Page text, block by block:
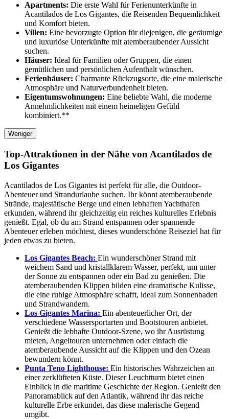
Apartments: Die erste Wahl für Ferienunterkünfte in
Acantilados de Los Gigantes, die Reisenden Bequemlichkeit
und Komfort bieten.
Villen: Eine bevorzugte Option für diejenigen, die geräumige
und luxuriöse Unterkünfte mit atemberaubender Aussicht
suchen.
Häuser: Ideal für Familien oder Gruppen, die einen
gemütlichen und persönlichen Aufenthalt wünschen.
Ferienhäuser: Charmante Rückzugsorte, die eine malerische
Atmosphäre und Naturverbundenheit bieten.
Eigentumswohnungen: Eine beliebte Wahl, die moderne
Annehmlichkeiten mit einem heimeligen Gefühl
kombiniert.**
Weniger
Top-Attraktionen in der Nähe von Acantilados de
Los Gigantes
Acantilados de Los Gigantes ist perfekt für alle, die Outdoor-
Abenteuer und Strandurlaube suchen. Ihr könnt atemberaubende
Strände, majestätische Berge und einen lebhaften Yachthafen
erkunden, während ihr gleichzeitig ein reiches kulturelles Erlebnis
genießt. Egal, ob du am Strand entspannen oder spannende
Abenteuer erleben möchtest, dieses wunderschöne Reiseziel hat für
jeden etwas zu bieten.
Los Gigantes Beach: Ein wunderschöner Strand mit
weichem Sand und kristallklarem Wasser, perfekt, um unter
der Sonne zu entspannen oder ein Bad zu genießen. Die
atemberaubenden Klippen bilden eine dramatische Kulisse,
die eine ruhige Atmosphäre schafft, ideal zum Sonnenbaden
und Strandwandern.
Los Gigantes Marina: Ein abenteuerlicher Ort, der
verschiedene Wassersportarten und Bootstouren anbietet.
Genießt die lebhafte Outdoor-Szene, wo ihr Ausrüstung
mieten, Angeltouren unternehmen oder einfach die
atemberaubende Aussicht auf die Klippen und den Ozean
bewundern könnt.
Punta Teno Lighthouse: Ein historisches Wahrzeichen an
einer zerklüfteten Küste. Dieser Leuchtturm bietet einen
Einblick in die maritime Geschichte der Region. Genießt den
Panoramablick auf den Atlantik, während ihr das reiche
kulturelle Erbe erkundet, das diese malerische Gegend
umgibt.